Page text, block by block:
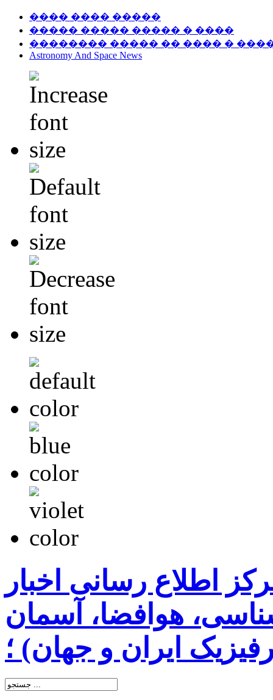
���� ���� �����
����� ����� ����� � ����
�������� ����� �� ���� �
Astronomy And Space News
اطلاع رسانی اخبار
هوافضا، آسمان
ایران و جهان) ؛